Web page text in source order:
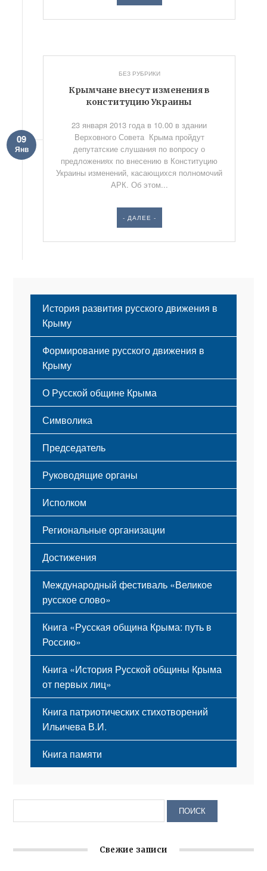
БЕЗ РУБРИКИ
Крымчане внесут изменения в
конституцию Украины
09
Янв
23 января 2013 года в 10.00 в здании
Верховного Совета Крыма пройдут
депутатские слушания по вопросу о
предложениях по внесению в Конституцию
Украины изменений, касающихся полномочий
АРК. Об этом...
- ДАЛЕЕ -
История развития русского движения в
Крыму
Формирование русского движения в
Крыму
Русский Крым
О Русской общине Крыма
Этапы становления
Принципы деятельности
Структура
Мероприятия
Символика
Флаг
Герб
Гимн
Председатель
Руководящие органы
Исполком
Региональные организации
Достижения
Международный фестиваль «Великое
русское слово»
Книга «Русская община Крыма: путь в
Россию»
Книга «История Русской общины Крыма
от первых лиц»
Книга патриотических стихотворений
Ильичева В.И.
Книга памяти
Свежие записи